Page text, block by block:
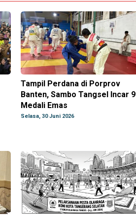
Tampil Perdana di Porprov
Banten, Sambo Tangsel Incar 9
Medali Emas
Selasa, 30 Juni 2026